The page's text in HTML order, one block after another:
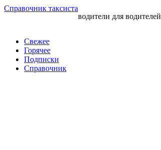
Перейти
Справочник таксиста
водители для водителей
Свежее
Горячее
Подписки
Справочник